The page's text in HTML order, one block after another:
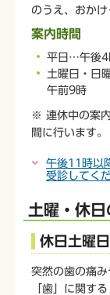
のうえ、おかけ
案内時間
平日…午後4
土曜日・日
午前9時
※ 連休中の案
間に行います。
午後11時以
受診してく
土曜・休
休日土曜
突然の歯の痛
「歯」に関す